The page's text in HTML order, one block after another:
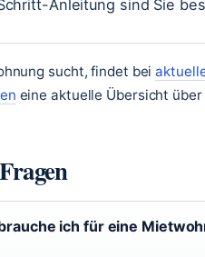
Anleitung sind Sie
sucht, findet bei
eine aktuelle Übersicht
ich für eine